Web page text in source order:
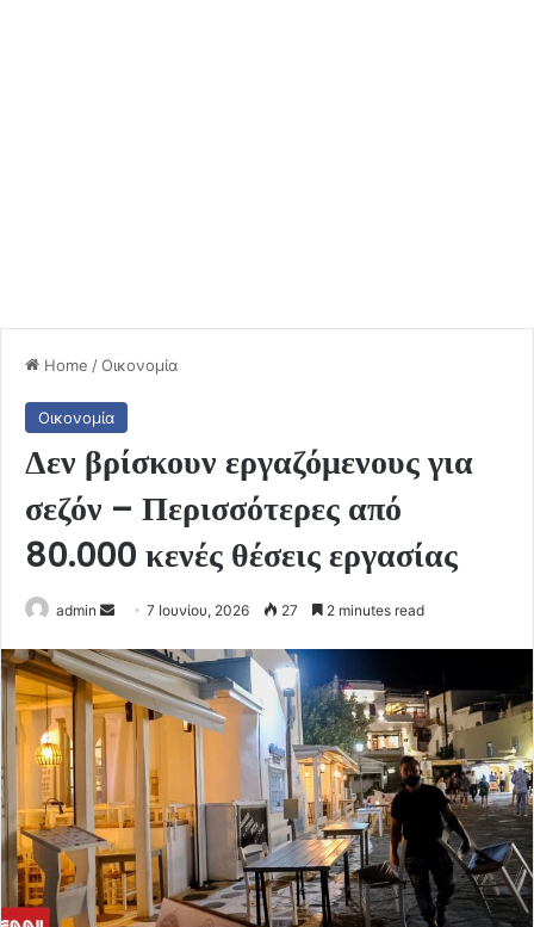
Home /Οικονομία
Οικονομία
Δεν βρίσκουν εργαζόμενους για
σεζόν – Περισσότερες από
80.000 κενές θέσεις εργασίας
admin
Send
email
7 Ιουνίου, 2026 27 2 minutes read